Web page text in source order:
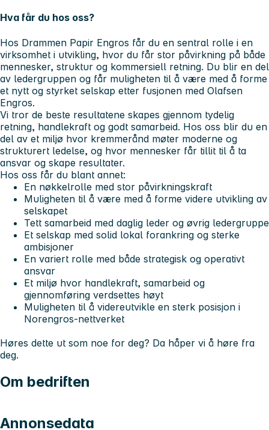
Hva får du hos oss?
Hos Drammen Papir Engros får du en sentral rolle i en
virksomhet i utvikling, hvor du får stor påvirkning på både
mennesker, struktur og kommersiell retning. Du blir en del
av ledergruppen og får muligheten til å være med å forme
et nytt og styrket selskap etter fusjonen med Olafsen
Engros.
Vi tror de beste resultatene skapes gjennom tydelig
retning, handlekraft og godt samarbeid. Hos oss blir du en
del av et miljø hvor kremmerånd møter moderne og
strukturert ledelse, og hvor mennesker får tillit til å ta
ansvar og skape resultater.
Hos oss får du blant annet:
En nøkkelrolle med stor påvirkningskraft
Muligheten til å være med å forme videre utvikling av
selskapet
Tett samarbeid med daglig leder og øvrig ledergruppe
Et selskap med solid lokal forankring og sterke
ambisjoner
En variert rolle med både strategisk og operativt
ansvar
Et miljø hvor handlekraft, samarbeid og
gjennomføring verdsettes høyt
Muligheten til å videreutvikle en sterk posisjon i
Norengros-nettverket
Høres dette ut som noe for deg? Da håper vi å høre fra
deg.
Om bedriften
Annonsedata